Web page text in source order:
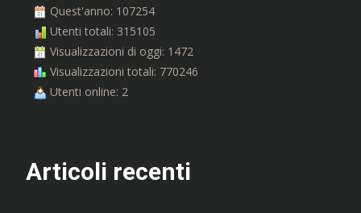
Quest'anno: 107254
Utenti totali: 315105
Visualizzazioni di oggi: 1472
Visualizzazioni totali: 770246
Utenti online: 2
Articoli recenti